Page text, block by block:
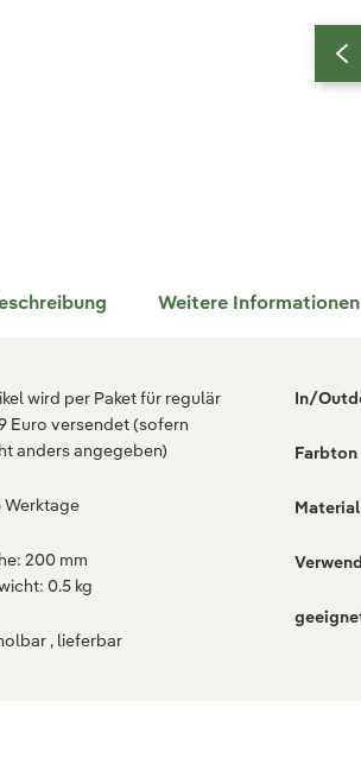
Weitere Informationen
wird per Paket für regulär
Euro versendet (sofern
anders angegeben)
Werktage
200 mm
0.5 kg
abholbar , lieferbar
In/
Farbton
Material